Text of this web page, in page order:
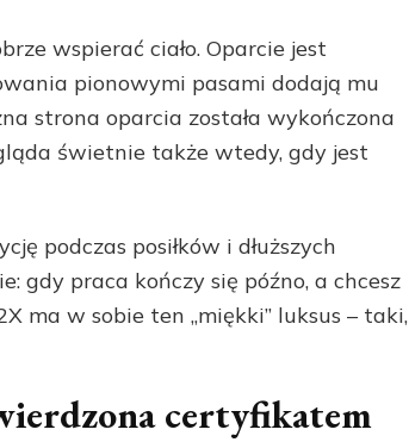
wspierać ciało. Oparcie jest
pionowymi pasami dodają mu
strona oparcia została wykończona
świetnie także wtedy, gdy jest
podczas posiłków i dłuższych
gdy praca kończy się późno, a chcesz
ma w sobie ten „miękki” luksus – taki,
certyfikatem